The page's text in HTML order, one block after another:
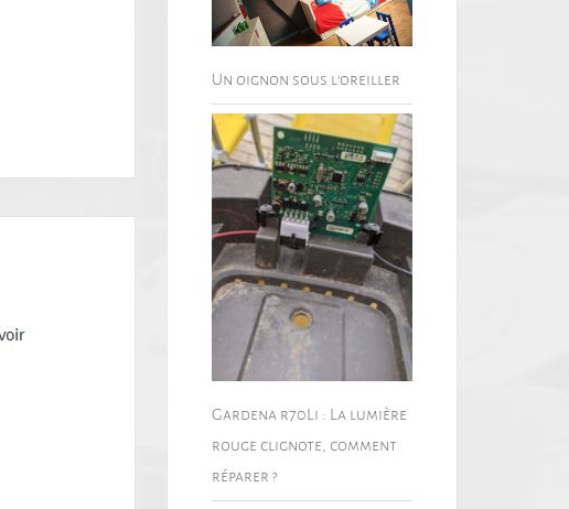
Un oignon sous l’oreiller
Gardena r70Li : La lumière
rouge clignote, comment
réparer ?